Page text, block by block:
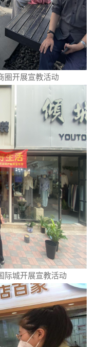
圈开展宣教活动
际城开展宣教活动